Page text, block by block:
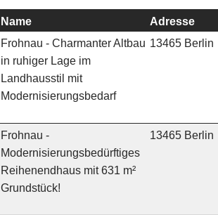
Name
Adresse
Frohnau - Charmanter Altbau
in ruhiger Lage im
Landhausstil mit
Modernisierungsbedarf
13465 Berlin
Frohnau -
Modernisierungsbedürftiges
Reihenendhaus mit 631 m²
Grundstück!
13465 Berlin